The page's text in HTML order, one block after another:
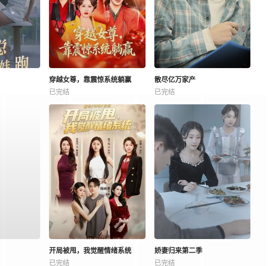
穿越女尊，靠震惊系统躺赢
已完结
散尽亿万家产
已完结
开局被甩，我觉醒情绪系统
已完结
娇妻归来第二季
已完结